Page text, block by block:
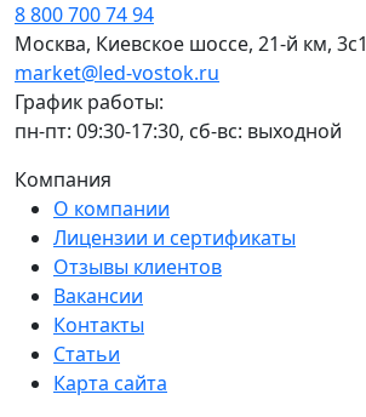
8 800 700 74 94
Москва, Киевское шоссе, 21-й км, 3с1
market@led-vostok.ru
График работы:
пн-пт: 09:30-17:30, сб-вс: выходной
Компания
О компании
Лицензии и сертификаты
Отзывы клиентов
Вакансии
Контакты
Статьи
Карта сайта